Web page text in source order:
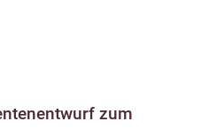
zum